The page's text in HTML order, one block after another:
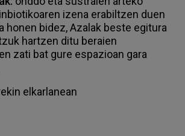
izena erabiltzen duen
honen bidez, Azalak beste egitura
hartzen ditu beraien
zati bat gure espazioan gara
elkarlanean